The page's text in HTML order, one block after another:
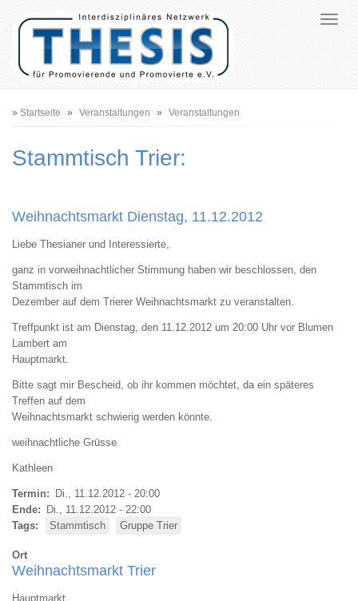
Pfadnavigation
Startseite Veranstaltungen Veranstaltungen
Stammtisch Trier:
Weihnachtsmarkt Dienstag, 11.12.2012
Liebe Thesianer und Interessierte,
ganz in vorweihnachtlicher Stimmung haben wir beschlossen, den
Stammtisch im
Dezember auf dem Trierer Weihnachtsmarkt zu veranstalten.
Treffpunkt ist am Dienstag, den 11.12.2012 um 20:00 Uhr vor Blumen
Lambert am
Hauptmarkt.
Bitte sagt mir Bescheid, ob ihr kommen möchtet, da ein späteres
Treffen auf dem
Weihnachtsmarkt schwierig werden könnte.
weihnachtliche Grüsse
Kathleen
Termin
Di., 11.12.2012 - 20:00
Ende
Di., 11.12.2012 - 22:00
Tags
Stammtisch Gruppe Trier
Ort
Weihnachtsmarkt Trier
Hauptmarkt